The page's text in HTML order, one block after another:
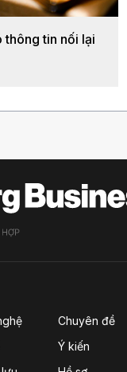
thông tin nối lại
Chuyên đề
Ý kiến